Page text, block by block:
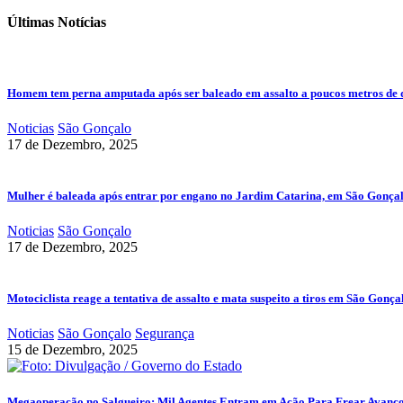
Últimas Notícias
Homem tem perna amputada após ser baleado em assalto a poucos metros de
Noticias São Gonçalo
17 de Dezembro, 2025
Mulher é baleada após entrar por engano no Jardim Catarina, em São
Noticias São Gonçalo
17 de Dezembro, 2025
Motociclista reage a tentativa de assalto e mata suspeito a tiros em São
Noticias São Gonçalo Segurança
15 de Dezembro, 2025